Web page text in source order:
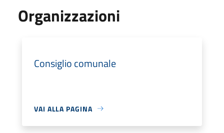
Organizzazioni
Consiglio comunale
VAI ALLA PAGINA